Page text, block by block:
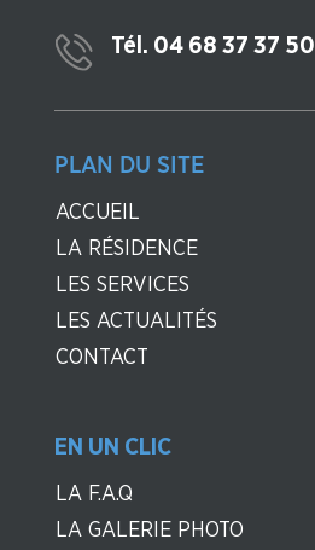
Tél. 04 68 37 37 50
PLAN DU SITE
ACCUEIL
LA RÉSIDENCE
LES SERVICES
LES ACTUALITÉS
CONTACT
EN UN CLIC
LA F.A.Q
LA GALERIE PHOTO